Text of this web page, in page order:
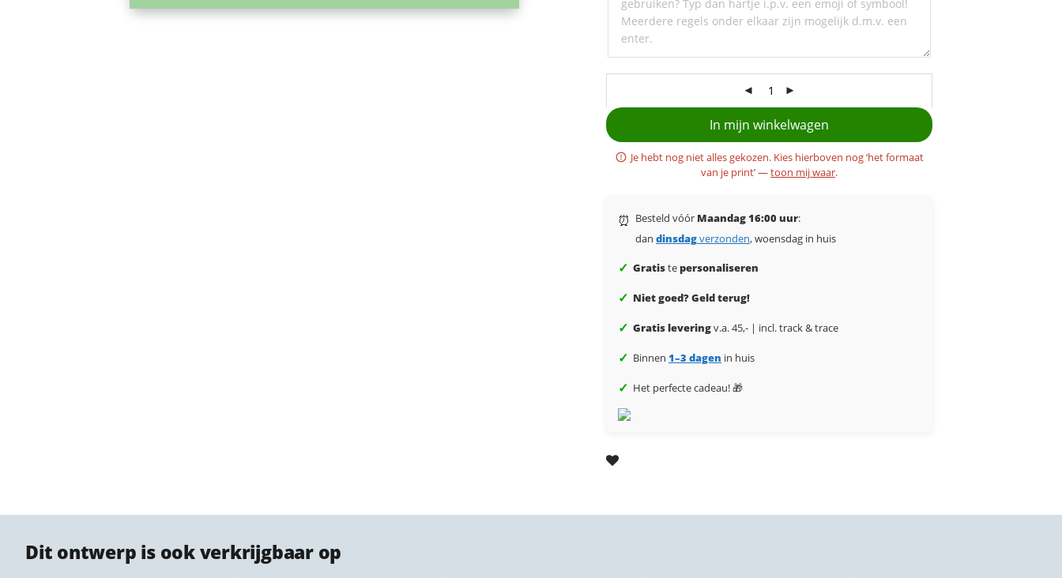
In mijn winkelwagen
Je hebt nog niet alles gekozen. Kies hierboven nog ‘het formaat
van je print’ —toon mij waar.
⏰ Besteld vóór Maandag 16:00 uur:
dan dinsdagverzonden, woensdag in huis
✓ Gratistepersonaliseren
✓ Niet goed? Geld terug!
✓ Gratis leveringv.a. 45,- | incl. track & trace
✓ Binnen 1–3 dagen in huis
✓ Het perfecte cadeau! 🎁
Dit ontwerp is ook verkrijgbaar op